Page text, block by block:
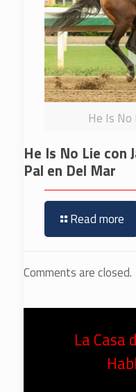
He Is
He Is No Lie con
Pal en Del Mar
Read more
Comments are closed.
La Casa